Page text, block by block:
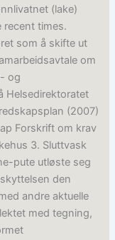
(lake)
recent times.
som å skifte ut
om
og
Helsedirektoratet
(2007)
Forskrift om krav
3. Sluttvask
pute utløste seg
den
andre aktuelle
med tegning,